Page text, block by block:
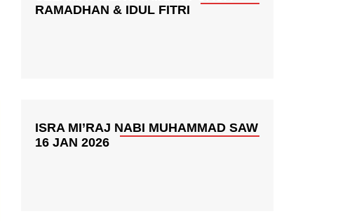
RAMADHAN & IDUL FITRI
ISRA MI’RAJ NABI MUHAMMAD SAW
16 JAN 2026